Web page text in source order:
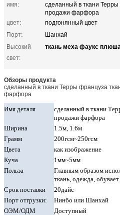
имя:
сделанный в ткани Терры
продажи фарфора
цвет:
подгонянный цвет
Порт:
Шанхай
Высокий
свет:
ткань меха фаукс
Обзоры продукта
сделанный в ткани Терры француза
фарфора
Имя деталя
сделанный в ткани
продажи фарфора
Ширина
1.5м, 1.6м
Грамм
200гсм~250гсм
Цвета
как изображение
Куча
1мм~5мм
Польза
Главным образом
ткань, одежда, обувает
Срок поставки
20дайс
Порт отгрузки:
Нинбо или Шанхай
ОЭМ/ОДМ
Доступный